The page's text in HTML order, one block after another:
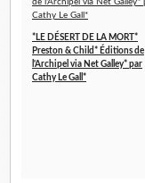
*LE DÉSERT DE LA MORT*
Preston & Child* Éditions de
l'Archipel via Net Galley* par
Cathy Le Gall*